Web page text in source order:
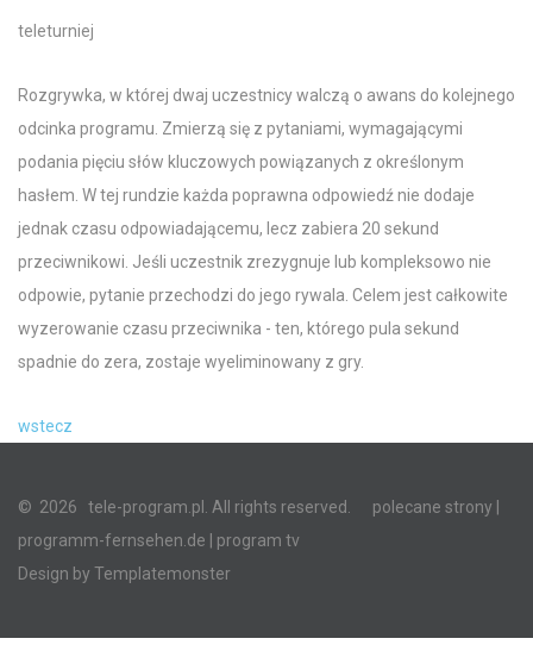
teleturniej
Rozgrywka, w której dwaj uczestnicy walczą o awans do kolejnego
odcinka programu. Zmierzą się z pytaniami, wymagającymi
podania pięciu słów kluczowych powiązanych z określonym
hasłem. W tej rundzie każda poprawna odpowiedź nie dodaje
jednak czasu odpowiadającemu, lecz zabiera 20 sekund
przeciwnikowi. Jeśli uczestnik zrezygnuje lub kompleksowo nie
odpowie, pytanie przechodzi do jego rywala. Celem jest całkowite
wyzerowanie czasu przeciwnika - ten, którego pula sekund
spadnie do zera, zostaje wyeliminowany z gry.
wstecz
© 2026 tele-program.pl. All rights reserved. polecane strony
programm-fernsehen.de | program tv
Design by Templatemonster